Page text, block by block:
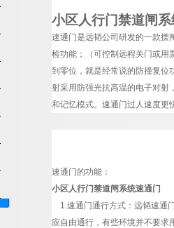
小区人行门禁道闸
速通门是远韬公司研发的一款摆
检功能；（可控制远程关门或用
到零位，就是经常说的防撞复位
射采用防强光抗高温的电子对射
和记忆模式。速通门过人速度更
速通门的功能：
小区人行门禁道闸系统速通门
1.速通门通行方式： 远韬速通
应自由通行，有些环境并不要求